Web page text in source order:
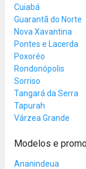
Cuiabá
Guarantã do Norte
Nova Xavantina
Pontes e Lacerda
Poxoréo
Rondonópolis
Sorriso
Tangará da Serra
Tapurah
Várzea Grande
Modelos e
Ananindeua